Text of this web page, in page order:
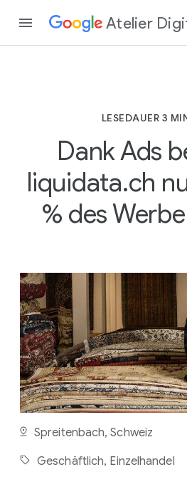
Atelier
LESEDAUER 3
Dank Ads
liquidata.ch
% des
E
D
A
U
E
R
3
M
I
N
U
T
E
Spreitenbach, Schweiz
Geschäftlich, Einzelhandel